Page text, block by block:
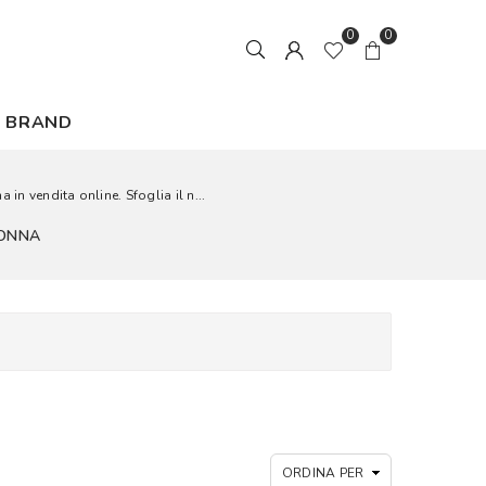
0 0
BRAND
in vendita online. Sfoglia il n...